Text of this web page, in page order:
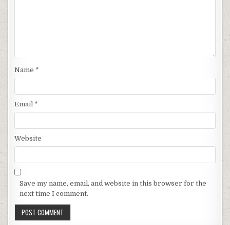
Name *
Email *
Website
Save my name, email, and website in this browser for the
next time I comment.